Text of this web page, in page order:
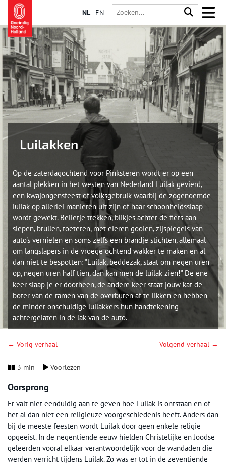
NL EN
Luilakken
Op de zaterdagochtend voor Pinksteren wordt er op een
aantal plekken in het westen van Nederland Luilak gevierd,
een kwajongensfeest of volksgebruik waarbij de zogenoemde
luilak op allerlei manieren uit zijn of haar schoonheidsslaap
wordt gewekt. Belletje trekken, blikjes achter de fiets aan
slepen, brullen, toeteren, met eieren gooien, zijspiegels van
auto's vernielen en soms zelfs een brandje stichten, allemaal
om langslapers in de vroege ochtend wakker te maken en al
dan niet te bespotten: "Luilak, beddezak, staat om negen uren
op, negen uren half tien, dan kan men de luilak zien!" De ene
keer slaap je er doorheen, de andere keer staat jouw kat de
boter van de ramen van de overburen af te likken en hebben
de minder onschuldige luilakkers hun handtekening
achtergelaten in de lak van de auto.
← Vorig verhaal Volgend verhaal →
3 min Voorlezen
Oorsprong
Er valt niet eenduidig aan te geven hoe Luilak is ontstaan en of
het al dan niet een religieuze voorgeschiedenis heeft. Anders dan
bij de meeste feesten wordt Luilak door geen enkele religie
opgeëist. In de negentiende eeuw hielden Christelijke en Joodse
geleerden vooral elkaar verantwoordelijk voor de wandaden die
werden verricht tijdens Luilak. Zo was er tot in de zeventiende